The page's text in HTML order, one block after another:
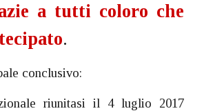
a tutti coloro che
.
conclusivo:
riunitasi il 4 luglio 2017